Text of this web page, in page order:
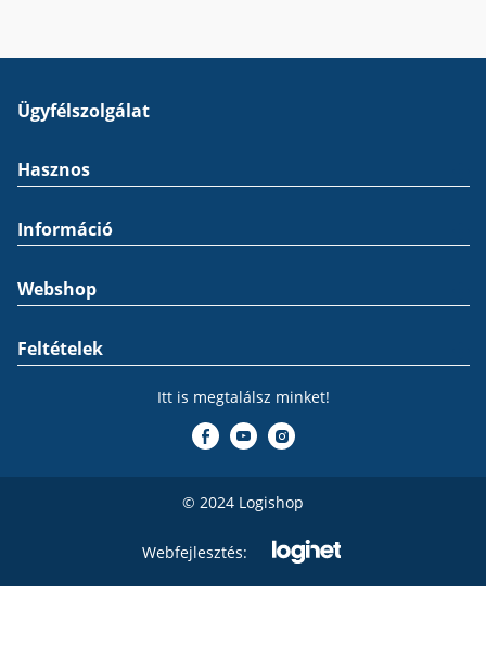
Ügyfélszolgálat
Hasznos
Információ
Webshop
Feltételek
Itt is megtalálsz minket!
© 2024 Logishop
Webfejlesztés: